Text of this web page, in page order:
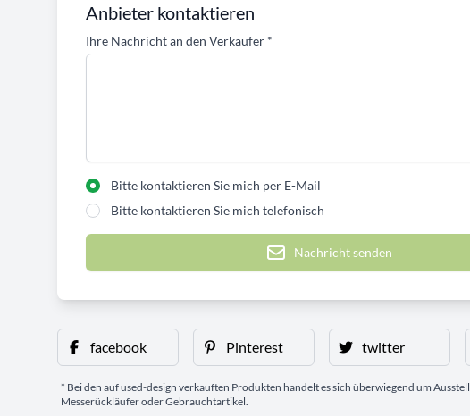
Anbieter kontaktieren
Ihre Nachricht an den Verkäufer *
Bitte kontaktieren Sie mich per E-Mail
Bitte kontaktieren Sie mich telefonisch
Nachricht senden
facebook Pinterest twitter
* Bei den auf used-design verkauften Produkten handelt es sich überwiegend um
Messerückläufer oder Gebrauchtartikel.